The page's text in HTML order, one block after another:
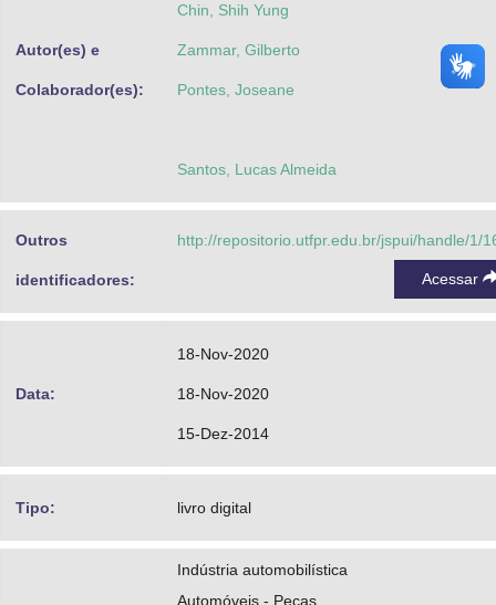
Autor(es) e
Colaborador(es):
Chin, Shih Yung
Zammar, Gilberto
Pontes, Joseane
Santos, Lucas Almeida
Outros
identificadores:
http://repositorio.utfpr.edu.br/jspui/handle/1/
Acessar
Data:
18-Nov-2020
18-Nov-2020
15-Dez-2014
Tipo: livro digital
Indústria automobilística
Automóveis - Peças